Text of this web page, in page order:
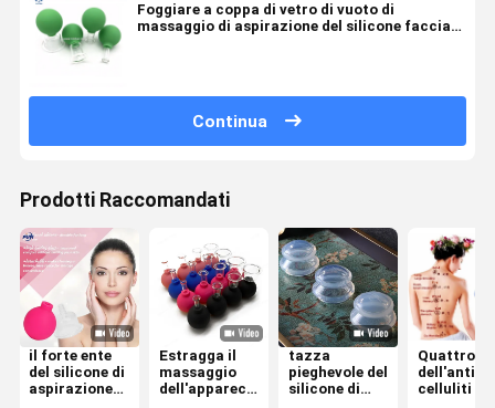
Foggiare a coppa di vetro di vuoto di
massaggio di aspirazione del silicone facciale
Continua
Prodotti Raccomandati
il forte ente
del silicone di
aspirazione
Estragga il
massaggio
dell'apparecchiatura
tazza
pieghevole del
silicone di
Quattro
dell'anti
celluliti di